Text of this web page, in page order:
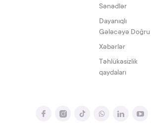
Sənədlər
Dayanıqlı
Gələcəyə Doğru
Xəbərlər
Təhlükəsizlik
qaydaları